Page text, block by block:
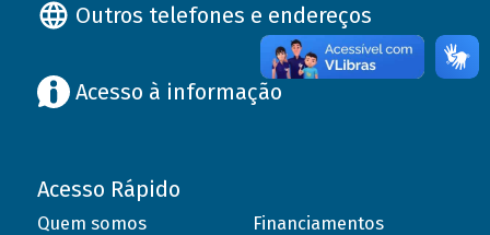
Outros telefones e endereços
Acesso à informação
Acesso Rápido
Quem somos
Financiamentos